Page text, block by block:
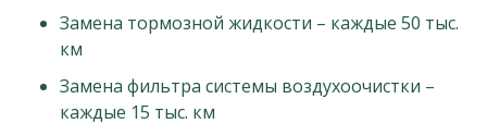
Замена тормозной жидкости – каждые 50 тыс.
км
Замена фильтра системы воздухоочистки –
каждые 15 тыс. км